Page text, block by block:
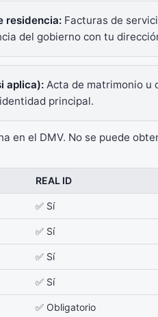
residencia: Facturas de
del gobierno con tu
aplica): Acta de matrimonio u
principal.
en el DMV. No se puede
REAL ID
✅ Sí
✅ Sí
✅ Sí
✅ Sí
✅ Obligatorio